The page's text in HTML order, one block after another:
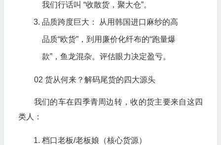
我们行话叫 “收散货，聚大仓”。
品质跨度巨大： 从用韩国进口麻纱的高
品质“欧货”，到用廉价化纤布的“跑量爆
款”，鱼龙混杂。评估眼力决定盈亏。
02 货从何来？解码尾货的四大源头
我们的车在四季青周边转，收的货主要来自这四
类人：
档口老板/老板娘（核心货源）